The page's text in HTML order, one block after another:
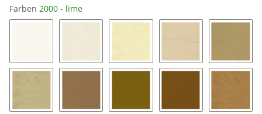
Farben 2000 - lime
1000 - reinweiß1050 - cremeweiß1100 - creme1150 - sand 1170 -